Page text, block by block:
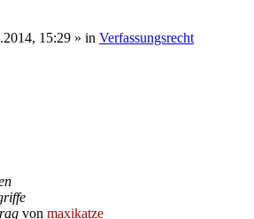
15:29 » in Verfassungsrecht
von maxikatze